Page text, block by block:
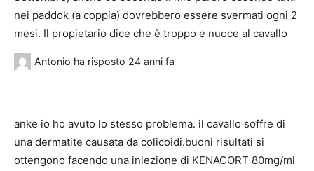
nei paddok (a coppia) dovrebbero essere svermati ogni 2
mesi. Il propietario dice che è troppo e nuoce al cavallo
Antonio ha risposto 24 anni fa
anke io ho avuto lo stesso problema. il cavallo soffre di
una dermatite causata da colicoidi.buoni risultati si
ottengono facendo una iniezione di KENACORT 80mg/ml